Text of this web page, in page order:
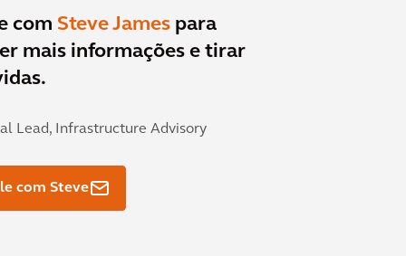
com Steve James para
mais informações e tirar
Lead, Infrastructure Advisory
com Steve